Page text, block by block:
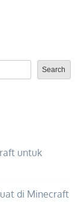
Search
untuk
di Minecraft